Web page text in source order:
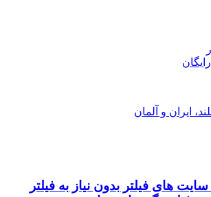
ایران و آلمان
های فیلتر بدون نیاز به فیلتر